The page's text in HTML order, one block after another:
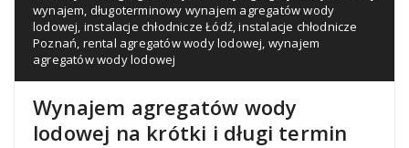
wynajem długoterminowy wynajem agregatów wody
lodowej instalacje chłodnicze Łódź ,instalacje chłodnicze
Poznań rental agregatów wody lodowej wynajem
agregatów wody lodowej
Wynajem agregatów wody
lodowej na krótki i długi termin